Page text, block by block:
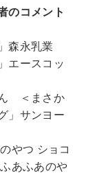
のコメント
森永乳業
エースコッ
＜まさか
」サンヨー
やつ ショコ
あふあのや